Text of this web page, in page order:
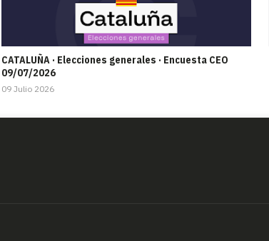
CATALUÑA · Elecciones generales · Encuesta CEO
09/07/2026
09 Julio 2026